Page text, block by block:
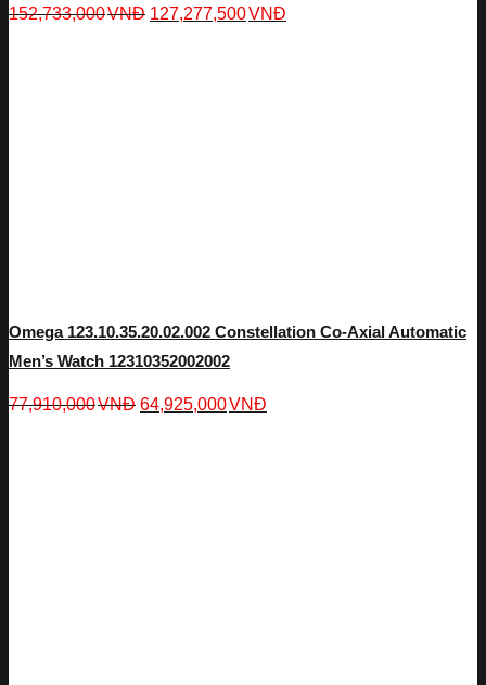
152,733,000VNĐ 127,277,500VNĐ
Omega 123.10.35.20.02.002 Constellation Co-Axial Automatic
Men’s Watch 12310352002002
77,910,000VNĐ 64,925,000VNĐ